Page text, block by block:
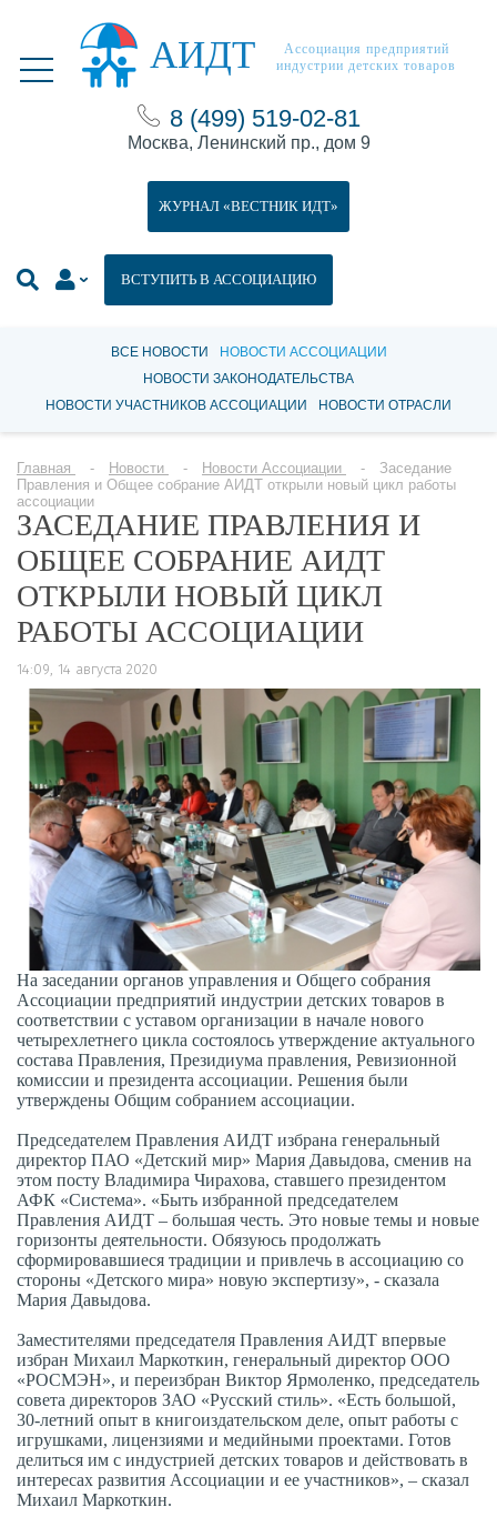
АИДТ
Ассоциация предприятий
индустрии детских товаров
8 (499) 519-02-81
Москва, Ленинский пр., дом 9
ВСТУПИТЬ В АССОЦИАЦИЮ
ЖУРНАЛ «ВЕСТНИК ИДТ»
ВСЕ НОВОСТИ
НОВОСТИ АССОЦИАЦИИ
НОВОСТИ ЗАКОНОДАТЕЛЬСТВА
НОВОСТИ УЧАСТНИКОВ АССОЦИАЦИИ
НОВОСТИ ОТРАСЛИ
Главная Новости Новости Ассоциации
Заседание
Правления и Общее собрание АИДТ открыли новый цикл работы
ассоциации
ЗАСЕДАНИЕ ПРАВЛЕНИЯ И
ОБЩЕЕ СОБРАНИЕ АИДТ
ОТКРЫЛИ НОВЫЙ ЦИКЛ
РАБОТЫ АССОЦИАЦИИ
14:09, 14 августа 2020
На заседании органов управления и Общего собрания
Ассоциации предприятий индустрии детских товаров в
соответствии с уставом организации в начале нового
четырехлетнего цикла состоялось утверждение актуального
состава Правления, Президиума правления, Ревизионной
комиссии и президента ассоциации. Решения были
утверждены Общим собранием ассоциации.
Председателем Правления АИДТ избрана генеральный
директор ПАО «Детский мир» Мария Давыдова, сменив на
этом посту Владимира Чирахова, ставшего президентом
АФК «Система». «Быть избранной председателем
Правления АИДТ – большая честь. Это новые темы и новые
горизонты деятельности. Обязуюсь продолжать
сформировавшиеся традиции и привлечь в ассоциацию со
стороны «Детского мира» новую экспертизу», - сказала
Мария Давыдова.
Заместителями председателя Правления АИДТ впервые
избран Михаил Маркоткин, генеральный директор ООО
«РОСМЭН», и переизбран Виктор Ярмоленко, председатель
совета директоров ЗАО «Русский стиль». «Есть большой,
30-летний опыт в книгоиздательском деле, опыт работы с
игрушками, лицензиями и медийными проектами. Готов
делиться им с индустрией детских товаров и действовать в
интересах развития Ассоциации и ее участников», – сказал
Михаил Маркоткин.